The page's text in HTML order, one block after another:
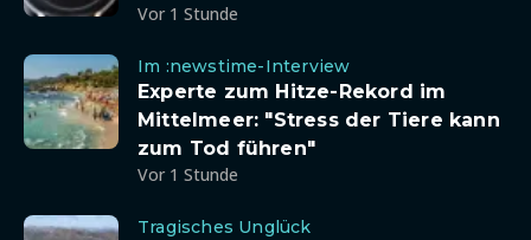
Vor 1 Stunde
Im :newstime-Interview
Experte zum Hitze-Rekord im
Mittelmeer: "Stress der Tiere kann
zum Tod führen"
Vor 1 Stunde
Tragisches Unglück